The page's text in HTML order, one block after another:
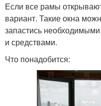
Если все рамы
вариант. Такие окна
запастись
и средствами.
Что понадобится: